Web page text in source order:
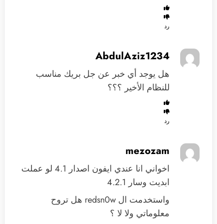
رد
AbdulAziz1234
هل يوجد أي خبر عن جل بريك مناسب
للنظام الأخير ؟؟؟
رد
mezozam
اخواني انا عندي ايفون اصدار 4.1 لو عملت
ابديت وسار 4.2.1
واستخدمت ال redsn0w هل تروح
معلوماتي ولا لا ؟